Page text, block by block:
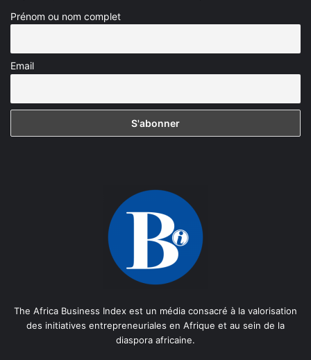
Prénom ou nom complet
Email
The Africa Business Index est un média consacré à la valorisation
des initiatives entrepreneuriales en Afrique et au sein de la
diaspora africaine.